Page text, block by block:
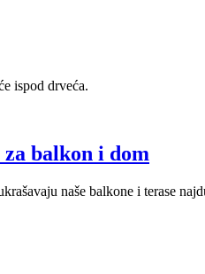
ispod drveća.
balkon i dom
naše balkone i terase